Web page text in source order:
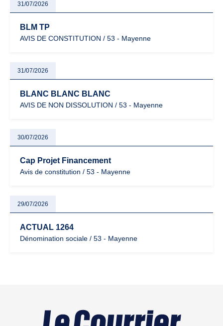
31/07/2026
BLM TP
AVIS DE CONSTITUTION / 53 - Mayenne
31/07/2026
BLANC BLANC BLANC
AVIS DE NON DISSOLUTION / 53 - Mayenne
30/07/2026
Cap Projet Financement
Avis de constitution / 53 - Mayenne
29/07/2026
ACTUAL 1264
Dénomination sociale / 53 - Mayenne